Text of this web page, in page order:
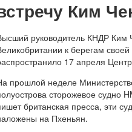
Ким
руководитель КНДР Ким
к берегам
17 апреля
прошлой неделе
сторожевое судно
британская пресса, эти
на Пхеньян.